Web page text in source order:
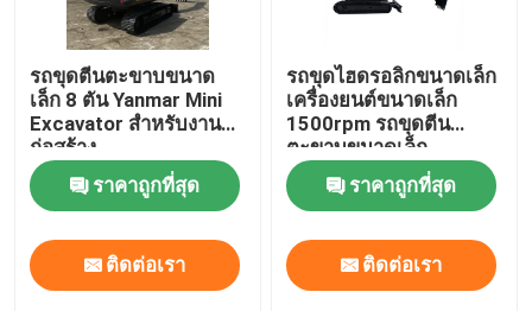
รถขุดตีนตะขาบขนาด
เล็ก 8 ตัน Yanmar Mini
Excavator สำหรับงาน
ก่อสร้าง
ราคาถูกที่สุด
ติดต่อเรา
รถขุดไฮดรอลิกขนาดเล็ก
เครื่องยนต์ขนาดเล็ก
1500rpm รถขุดตีน
ตะขาบขนาดเล็ก
ราคาถูกที่สุด
ติดต่อเรา